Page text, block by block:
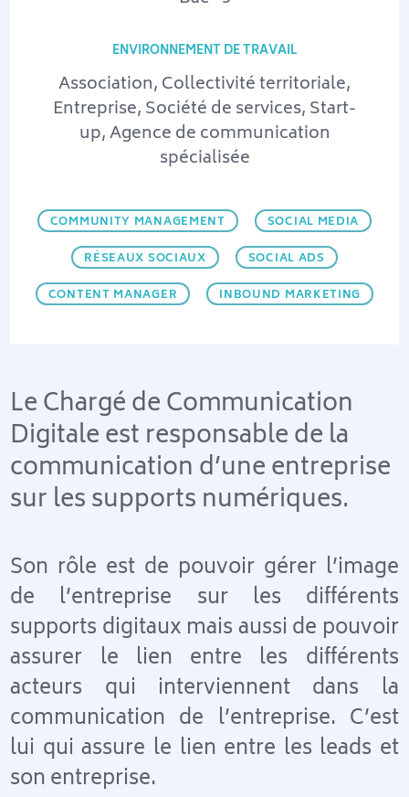
ENVIRONNEMENT DE TRAVAIL
Association, Collectivité territoriale,
Entreprise, Société de services, Start-
up, Agence de communication
spécialisée
COMMUNITY MANAGEMENT
SOCIAL MEDIA
RÉSEAUX SOCIAUX
SOCIAL ADS
CONTENT MANAGER
INBOUND MARKETING
Le Chargé de Communication
Digitale est responsable de la
communication d’une entreprise
sur les supports numériques.
Son rôle est de pouvoir gérer l’image
de l’entreprise sur les différents
supports digitaux mais aussi de pouvoir
assurer le lien entre les différents
acteurs qui interviennent dans la
communication de l’entreprise. C’est
lui qui assure le lien entre les leads et
son entreprise.